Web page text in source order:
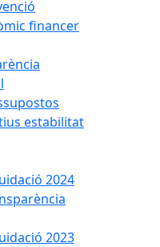
financer
estabilitat
2024
2023